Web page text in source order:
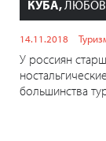
КУБА,
14.11.2018
У россиян
большинства